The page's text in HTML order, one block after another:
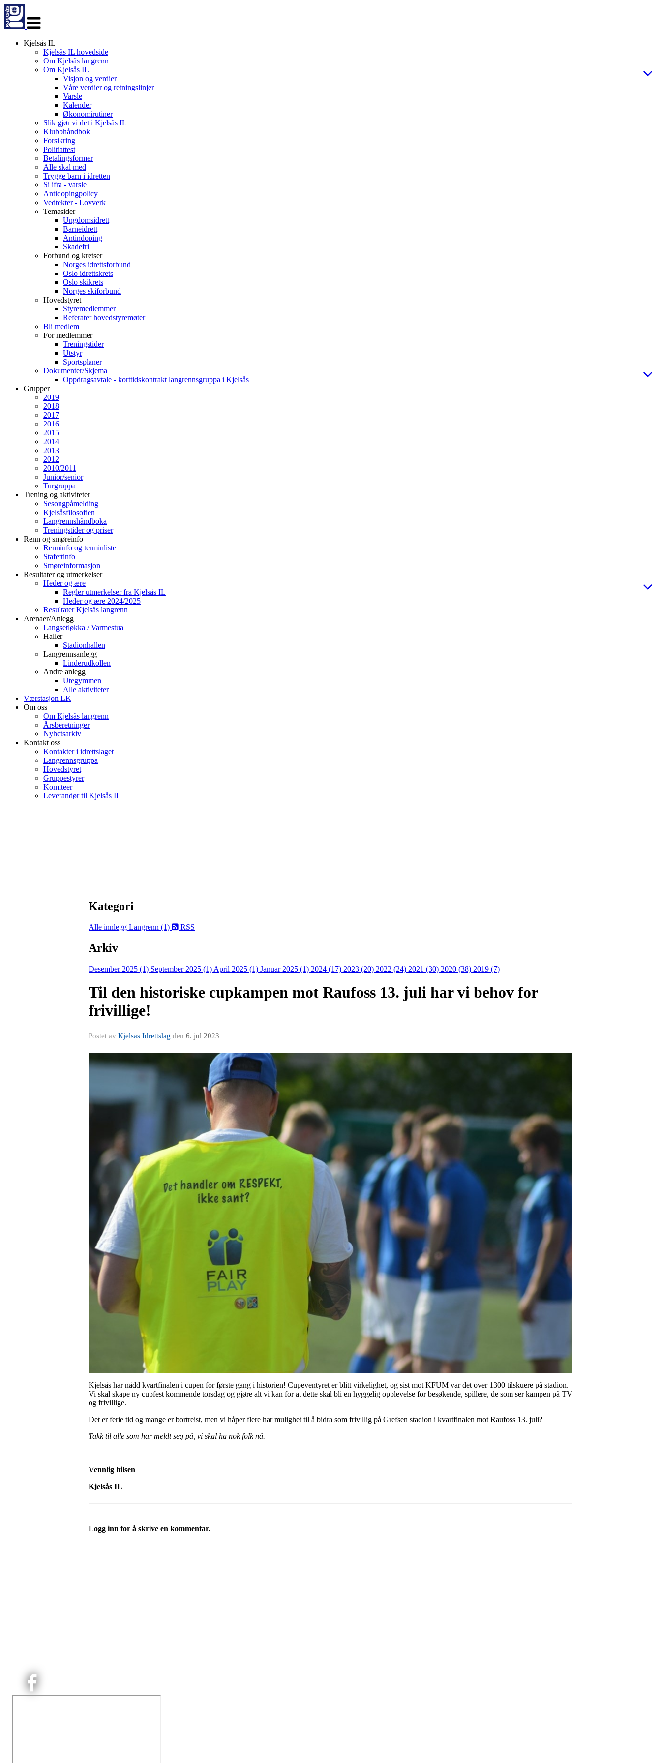
navigasjon
Kjelsås IL
Kjelsås IL hovedside
Om Kjelsås langrenn
Om Kjelsås IL
Visjon og verdier
Våre verdier og retningslinjer
Varsle
Kalender
Økonomirutiner
Slik gjør vi det i Kjelsås IL
Klubbhåndbok
Forsikring
Politiattest
Betalingsformer
Alle skal med
Trygge barn i idretten
Si ifra - varsle
Antidopingpolicy
Vedtekter - Lovverk
Temasider
Ungdomsidrett
Barneidrett
Antindoping
Skadefri
Forbund og kretser
Norges idrettsforbund
Oslo idrettskrets
Oslo skikrets
Norges skiforbund
Hovedstyret
Styremedlemmer
Referater hovedstyremøter
Bli medlem
For medlemmer
Treningstider
Utstyr
Sportsplaner
Dokumenter/Skjema
Oppdragsavtale - korttidskontrakt langrennsgruppa i Kjelsås
Grupper
2019
2018
2017
2016
2015
2014
2013
2012
2010/2011
Junior/senior
Turgruppa
Trening og aktiviteter
Sesongpåmelding
Kjelsåsfilosofien
Langrennshåndboka
Treningstider og priser
Renn og smøreinfo
Renninfo og terminliste
Stafettinfo
Smøreinformasjon
Resultater og utmerkelser
Heder og ære
Regler utmerkelser fra Kjelsås IL
Heder og ære 2024/2025
Resultater Kjelsås langrenn
Arenaer/Anlegg
Langsetløkka / Varmestua
Haller
Stadionhallen
Langrennsanlegg
Linderudkollen
Andre anlegg
Utegymmen
Alle aktiviteter
Værstasjon LK
Om oss
Om Kjelsås langrenn
Årsberetninger
Nyhetsarkiv
Kontakt oss
Kontakter i idrettslaget
Langrennsgruppa
Hovedstyret
Gruppestyrer
Komiteer
Leverandør til Kjelsås IL
Kategori
Alle innlegg Langrenn (1) RSS
Arkiv
Desember 2025 (1) September 2025 (1) April 2025 (1) Januar 2025 (1) 2024 (17) 2023 (20) 2022 (24) 2021 (30) 2020 (38) 2019 (7)
Til den historiske cupkampen mot Raufoss 13. juli har vi behov for
frivillige!
Postet av Kjelsås Idrettslag den 6. jul 2023
Kjelsås har nådd kvartfinalen i cupen for første gang i historien! Cupeventyret er blitt virkelighet, og sist mot KFUM var det over 1300 tilskuere på stadion.
Vi skal skape ny cupfest kommende torsdag og gjøre alt vi kan for at dette skal bli en hyggelig opplevelse for besøkende, spillere, de som ser kampen på TV
og frivillige.
Det er ferie tid og mange er bortreist, men vi håper flere har mulighet til å bidra som frivillig på Grefsen stadion i kvartfinalen mot Raufoss 13. juli?
Takk til alle som har meldt seg på, vi skal ha nok folk nå.
Vennlig hilsen
Kjelsås IL
Logg inn for å skrive en kommentar.